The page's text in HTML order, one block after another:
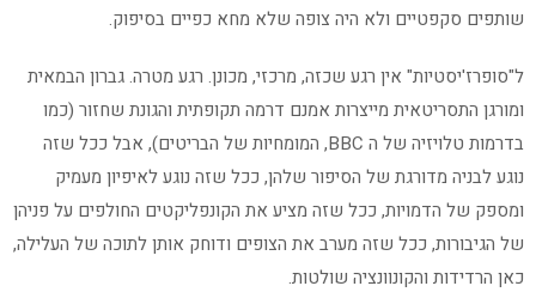
שותפים סקפטיים ולא היה צופה שלא מחא כפיים בסיפוק.
ל"סופרז'יסטיות" אין רגע שכזה, מרכזי, מכונן. רגע מטרה. גברון הבמאית
ומורגן התסריטאית מייצרות אמנם דרמה תקופתית והגונת שחזור (כמו
בדרמות טלויזיה של ה BBC, המומחיות של הבריטים), אבל ככל שזה
נוגע לבניה מדורגת של הסיפור שלהן, ככל שזה נוגע לאיפיון מעמיק
ומספק של הדמויות, ככל שזה מציע את הקונפליקטים החולפים על פניהן
של הגיבורות, ככל שזה מערב את הצופים ודוחק אותן לתוכה של העלילה,
כאן הרדידות והקונוונציה שולטות.